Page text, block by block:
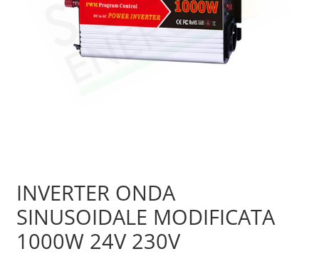
Sample Page
INVERTER ONDA
SINUSOIDALE MODIFICATA
1000W 24V 230V